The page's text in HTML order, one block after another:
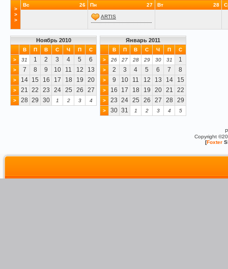
>
>
>
26
Вс 27
Пн
ARTIS
28
Вт
Ноябрь 2010
В П В С Ч П
С
>
31 1 2 3 4 5 6
> 7 8 9 10 11 12 13
> 14 15 16 17 18 19 20
> 21 22 23 24 25 26 27
> 28 29 30 1 2 3 4
Январь 2011
В П В С Ч П
С
>
26 27 28 29 30 31 1
> 2 3 4 5 6 7 8
> 9 10 11 12 13 14 15
> 16 17 18 19 20 21 22
> 23 24 25 26 27 28 29
> 30 31 1 2 3 4 5
Copyright
[Foxter